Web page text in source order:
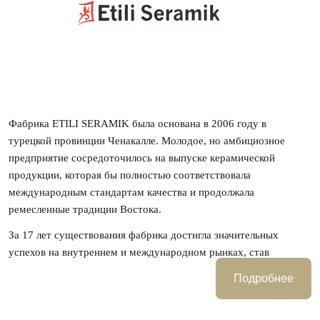
Фабрика ETILI SERAMIK была основана в 2006 году в
турецкой провинции Ченакалле. Молодое, но амбициозное
предприятие сосредоточилось на выпуске керамической
продукции, которая бы полностью соответствовала
международным стандартам качества и продолжала
ремесленные традиции Востока.
За 17 лет существования фабрика достигла значительных
успехов на внутреннем и международном рынках, став
Продукция фабрики отмечена множеством наград
Подробнее